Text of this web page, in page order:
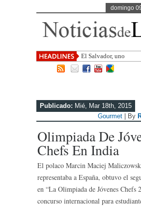
domingo
El Salvador, uno de
mayor p
Publicado: Mié, Mar 18th, 2015
Gourmet | By
Olimpiada De
Chefs En India
El polaco Marcin Maciej
representaba a España, obtuvo el
en “La Olimpiada de Jóvenes Chefs
concurso internacional para